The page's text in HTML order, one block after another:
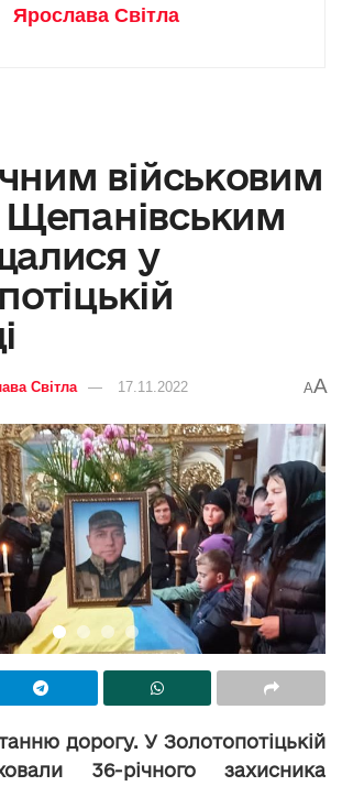
Ярослава Світла
військовим
Щепанівським
у
Світла 17.11.2022 AA
дорогу. У Золотопотіцькій
36-річного захисника